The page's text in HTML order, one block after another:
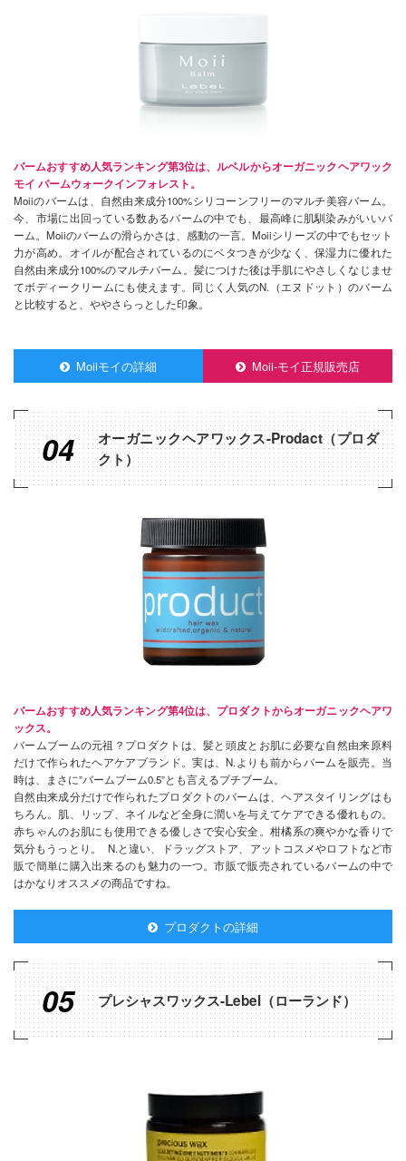
バームおすすめ人気ランキング第3位は、ルベルからオーガニックヘアワック
モイ バームウォークインフォレスト。
Moiiのバームは、自然由来成分100%シリコーンフリーのマルチ美容バーム。
今、市場に出回っている数あるバームの中でも、最高峰に肌馴染みがいいバ
ーム。Moiiのバームの滑らかさは、感動の一言。Moiiシリーズの中でもセット
力が高め。オイルが配合されているのにベタつきが少なく、保湿力に優れた
自然由来成分100%のマルチバーム。髪につけた後は手肌にやさしくなじませ
てボディークリームにも使えます。同じく人気のN.（エヌドット）のバーム
と比較すると、ややさらっとした印象。
Moiiモイの詳細 Moii-モイ正規販売店
04
オーガニックヘアワックス-Prodact（プロダ
クト）
バームおすすめ人気ランキング第4位は、プロダクトからオーガニックヘアワ
ックス。
バームブームの元祖？プロダクトは、髪と頭皮とお肌に必要な自然由来原料
だけで作られたヘアケアブランド。実は、N.よりも前からバームを販売。当
時は、まさに”バームブーム0.5”とも言えるプチブーム。
自然由来成分だけで作られたプロダクトのバームは、ヘアスタイリングはも
ちろん。肌、リップ、ネイルなど全身に潤いを与えてケアできる優れもの。
赤ちゃんのお肌にも使用できる優しさで安心安全。柑橘系の爽やかな香りで
気分もうっとり。 N.と違い、ドラッグストア、アットコスメやロフトなど市
販で簡単に購入出来るのも魅力の一つ。市販で販売されているバームの中で
はかなりオススメの商品ですね。
プロダクトの詳細
05 プレシャスワックス-Lebel（ローランド）